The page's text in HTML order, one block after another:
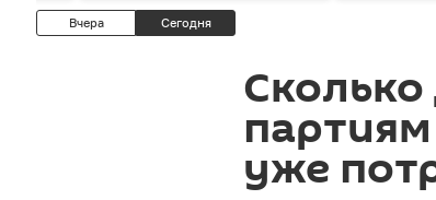
Вчера Сегодня
уже